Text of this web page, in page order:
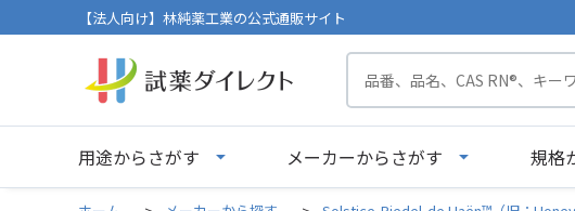
【法人向け】林純薬工業の公式通販サイト
用途からさがす メーカーからさがす 規格